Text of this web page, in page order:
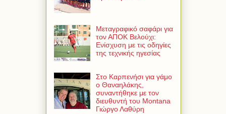
Μεταγραφικό σαφάρι για
τον ΑΠΟΚ Βελούχι:
Ενίσχυση με τις οδηγίες
της τεχνικής ηγεσίας
Στο Καρπενήσι για γάμο
ο Θαναηλάκης,
συναντήθηκε με τον
διευθυντή του Montana
Γιώργο Λαθύρη